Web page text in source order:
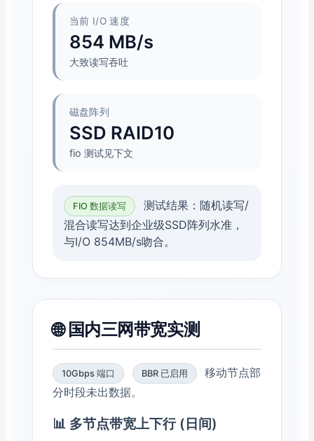
当前 I/O 速度
854 MB/s
大致读写吞吐
磁盘阵列
SSD RAID10
fio 测试见下文
FIO 数据读写
测试结果：随机读写/
混合读写达到企业级SSD阵列水准，
与I/O 854MB/s吻合。
🌐 国内三网带宽实测
10Gbps 端口 BBR 已启用
移动节点部
分时段未出数据。
📊 多节点带宽上下行 (日间)